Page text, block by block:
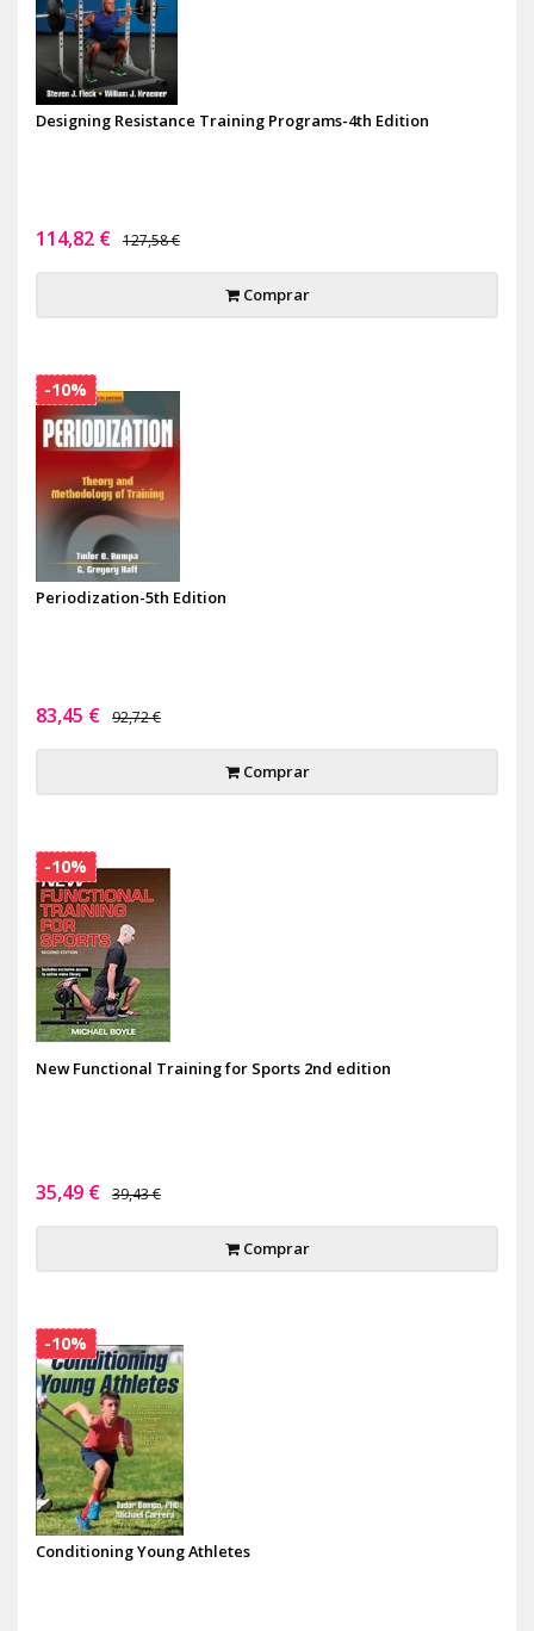
Designing Resistance Training Programs-4th Edition
114,82 € 127,58 €
Comprar
Periodization-5th Edition
83,45 € 92,72 €
Comprar
-10%
New Functional Training for Sports 2nd edition
35,49 € 39,43 €
Comprar
-10%
Conditioning Young Athletes
-10%